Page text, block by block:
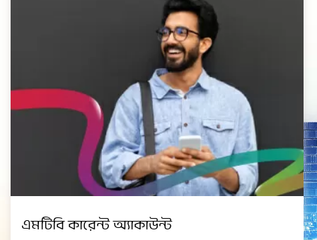
এমটিবি কারেন্ট অ্যাকাউন্ট